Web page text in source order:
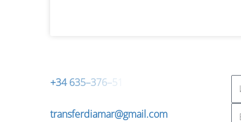
+34 635–376–5
transferdiamar@gmail.com